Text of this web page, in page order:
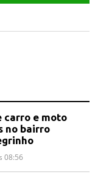
carro e moto
no bairro
08:56